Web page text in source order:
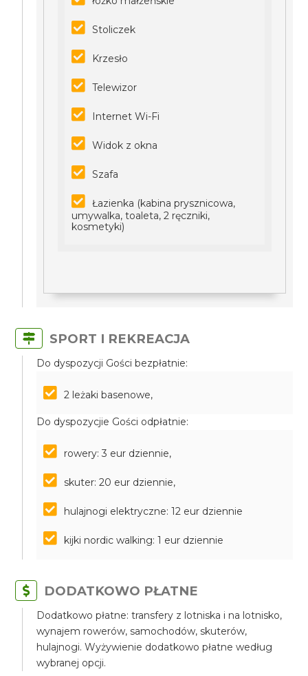
Stoliczek
Krzesło
Telewizor
Internet Wi-Fi
Widok z okna
Szafa
Łazienka (kabina prysznicowa,
umywalka, toaleta, 2 ręczniki,
kosmetyki)
SPORT I REKREACJA
Do dyspozycji Gości bezpłatnie:
2 leżaki basenowe,
Do dyspozycjie Gości odpłatnie:
rowery: 3 eur dziennie,
skuter: 20 eur dziennie,
hulajnogi elektryczne: 12 eur dziennie
kijki nordic walking: 1 eur dziennie
DODATKOWO PŁATNE
Dodatkowo płatne: transfery z lotniska i na lotnisko,
wynajem rowerów, samochodów, skuterów,
hulajnogi. Wyżywienie dodatkowo płatne według
wybranej opcji.